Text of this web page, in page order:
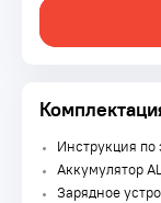
Инструкция по
Аккумулятор
Зарядное